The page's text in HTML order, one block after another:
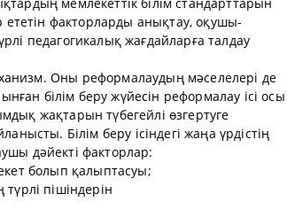
мемлекеттік білім стандарттарын
ететін факторларды анықтау, оқушы-
педагогикалық жағдайларға талдау
Оны реформалаудың мәселелері де
білім беру жүйесін реформалау ісі осы
жақтарын түбегейлі өзгертуге
Білім беру ісіндегі жаңа үрдістің
дәйекті факторлар:
болып қалыптасуы;
пішіндерін